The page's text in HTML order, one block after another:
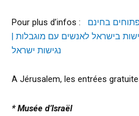
Pour plus d’infos : בחינם
בישראל לאנשים עם מוגבלות |
נגישות ישראל
A Jérusalem, les entrées
* Musée d’Israël